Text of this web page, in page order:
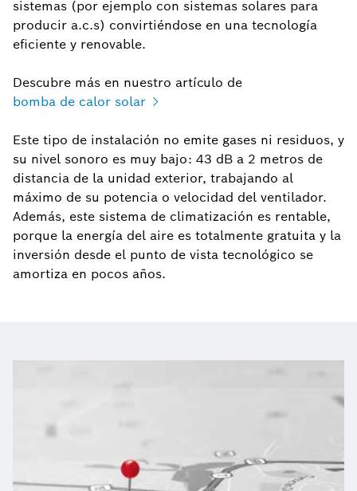
sistemas (por ejemplo con sistemas solares para
producir a.c.s) convirtiéndose en una tecnología
eficiente y renovable.
Descubre más en nuestro artículo de
bomba de calor solar
Este tipo de instalación no emite gases ni residuos, y
su nivel sonoro es muy bajo: 43 dB a 2 metros de
distancia de la unidad exterior, trabajando al
máximo de su potencia o velocidad del ventilador.
Además, este sistema de climatización es rentable,
porque la energía del aire es totalmente gratuita y la
inversión desde el punto de vista tecnológico se
amortiza en pocos años.